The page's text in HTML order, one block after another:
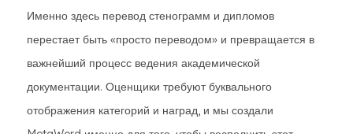
Именно здесь перевод стенограмм и дипломов
перестает быть «просто переводом» и превращается в
важнейший процесс ведения академической
документации. Оценщики требуют буквального
отображения категорий и наград, и мы создали